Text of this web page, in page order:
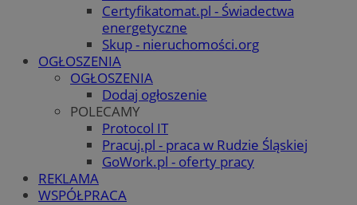
Certyfikatomat.pl - Świadectwa
energetyczne
Skup - nieruchomości.org
OGŁOSZENIA
OGŁOSZENIA
Dodaj ogłoszenie
POLECAMY
Protocol IT
Pracuj.pl - praca w Rudzie Śląskiej
GoWork.pl - oferty pracy
REKLAMA
WSPÓŁPRACA